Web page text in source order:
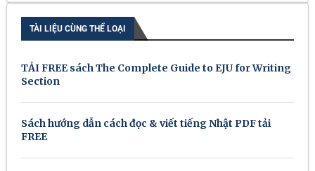
TÀI LIỆU CÙNG THỂ LOẠI
TẢI FREE sách The Complete Guide to EJU for Writing
Section
Sách hướng dẫn cách đọc & viết tiếng Nhật PDF tải
FREE